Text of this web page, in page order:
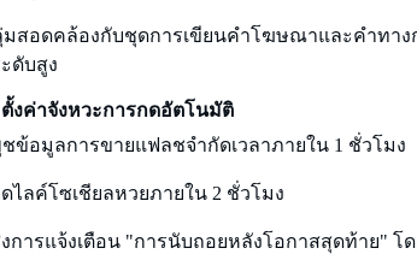
สอดคล้องกับชุดการเขียนคำโฆษณาและคำทาง
ดับสูง
งค่าจังหวะการกดอัตโนมัติ
ข้อมูลการขายแฟลชจำกัดเวลาภายใน 1 ชั่วโมง
ไลค์โซเชียลหวยภายใน 2 ชั่วโมง
การแจ้งเตือน "การนับถอยหลังโอกาสสุดท้าย" โ